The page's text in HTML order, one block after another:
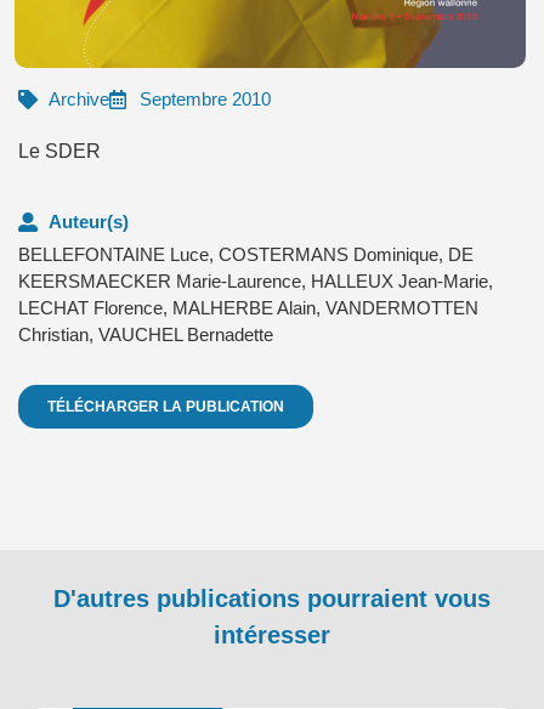
Archive Septembre 2010
Le SDER
Auteur(s)
BELLEFONTAINE Luce, COSTERMANS Dominique, DE
KEERSMAECKER Marie-Laurence, HALLEUX Jean-Marie,
LECHAT Florence, MALHERBE Alain, VANDERMOTTEN
Christian, VAUCHEL Bernadette
TÉLÉCHARGER LA PUBLICATION
D'autres publications pourraient vous
intéresser